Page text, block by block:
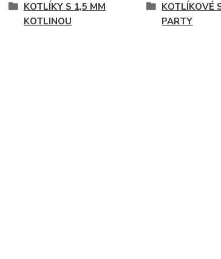
KOTLÍKY S 1,5 MM
KOTLINOU
KOTLÍKOVÉ
PARTY